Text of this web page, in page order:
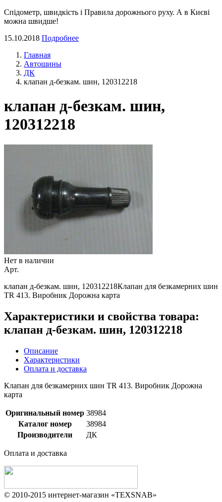
Спідометр, швидкість і Правила дорожнього руху. А в Києві
можна швидше!
15.10.2018 Подробнее
Главная
Автошины
ДК
клапан д-безкам. шин, 120312218
клапан д-безкам. шин,
120312218
Нет в наличии
Арт.
клапан д-безкам. шин, 120312218Клапан для безкамерних шин
TR 413. Виробник Дорожна карта
Характеристики и свойства товара:
клапан д-безкам. шин, 120312218
Описание
Характеристики
Оплата и доставка
Клапан для безкамерних шин TR 413. Виробник Дорожна
карта
Оригинальный номер 38984
Каталог номер
38984
Производители
ДК
Оплата и доставка
© 2010-2015 интернет-магазин «TEXSNAB»